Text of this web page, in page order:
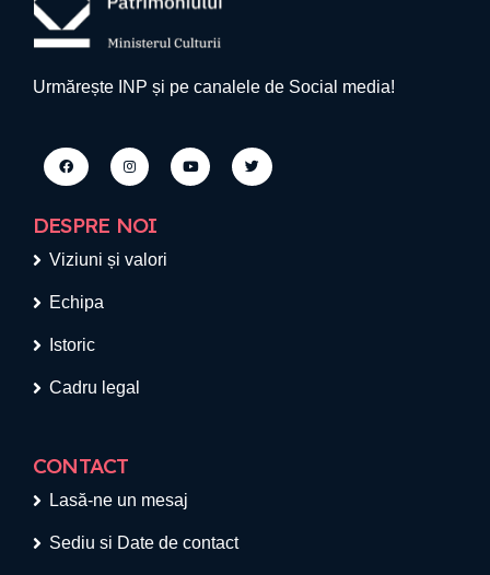
Urmărește INP și pe canalele de Social media!
DESPRE NOI
Viziuni și valori
Echipa
Istoric
Cadru legal
CONTACT
Lasă-ne un mesaj
Sediu si Date de contact